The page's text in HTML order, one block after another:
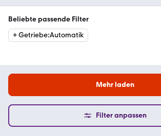
Beliebte passende Filter
+Getriebe:Automatik
Mehr laden
Filter anpassen